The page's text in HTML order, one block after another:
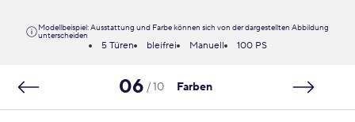
Modellbeispiel: Ausstattung und Farbe können sich von der dargestellten Abbildung
unterscheiden
5 Türen bleifrei Manuell 100 PS
06 / 10 Farben